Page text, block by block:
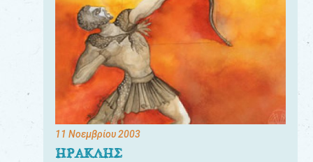
11 Νοεμβρίου 2003
ΗΡΑΚΛΗΣ